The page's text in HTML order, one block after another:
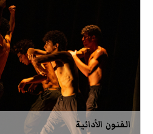
الفنون الأدائية